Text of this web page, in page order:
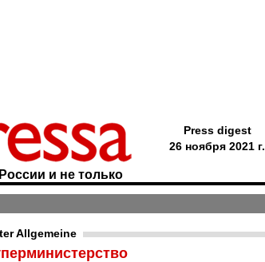
и не только
Press digest
26 ноября 2021 г.
Allgemeine